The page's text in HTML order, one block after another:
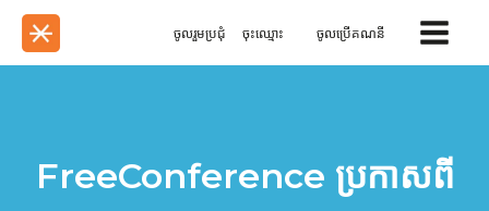
ចូលរួមប្រជុំ ចុះ​ឈ្មោះ ចូលប្រើគណនី
FreeConference ប្រកាសពី